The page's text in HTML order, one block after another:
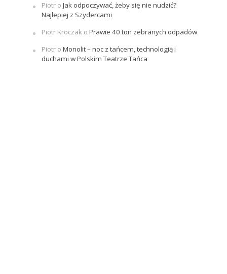
Piotro Jak odpoczywać, żeby się nie nudzić?
Najlepiej z Szydercami
Piotr Kroczako Prawie 40 ton zebranych odpadów
Piotro Monolit – noc z tańcem, technologią i
duchami w Polskim Teatrze Tańca